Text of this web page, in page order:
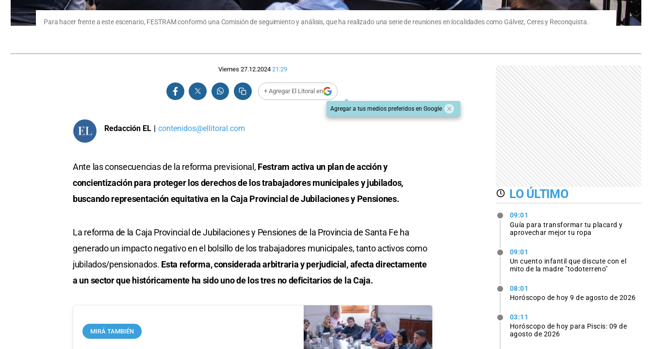
Para hacer frente a este escenario, FESTRAM conformó una Comisión de seguimiento y análisis, que ha realizado una serie de reuniones en localidades como Gálvez, Ceres y Reconquista.
Viernes 27.12.2024 21:29
+ Agregar El Litoral en
Agregar a tus medios preferidos en Google
Redacción EL | contenidos@ellitoral.com
Ante las consecuencias de la reforma previsional, Festram activa un plan de acción y
concientización para proteger los derechos de los trabajadores municipales y jubilados,
buscando representación equitativa en la Caja Provincial de Jubilaciones y Pensiones.
La reforma de la Caja Provincial de Jubilaciones y Pensiones de la Provincia de Santa Fe ha
generado un impacto negativo en el bolsillo de los trabajadores municipales, tanto activos como
jubilados/pensionados. Esta reforma, considerada arbitraria y perjudicial, afecta directamente
a un sector que históricamente ha sido uno de los tres no deficitarios de la Caja.
MIRÁ TAMBIÉN
LO ÚLTIMO
09:01
Guía para transformar tu placard y
aprovechar mejor tu ropa
09:01
Un cuento infantil que discute con el
mito de la madre "todoterreno"
08:01
Horóscopo de hoy 9 de agosto de 2026
03:11
Horóscopo de hoy para Piscis: 09 de
agosto de 2026